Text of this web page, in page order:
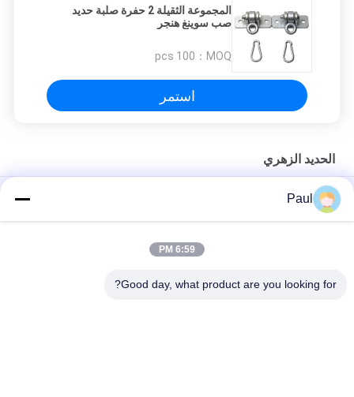
المجموعة الثقيلة 2 حفرة صلبة حديد
صب سوينغ هنجر
MOQ：
100 pcs
استمر
الحديد الزهري
مقعد محمل من الحديد الزهر المطاوع، غلاف محمل
الرمال الصلبة الحديدية الصب الصرف الصحي الحفرة المخصصة الشباك
Paul
6:59 PM
Good day, what product are you looking for?